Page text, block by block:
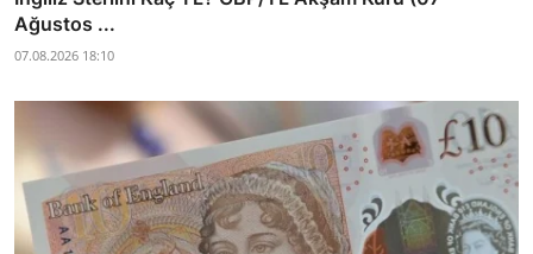
Ağustos ...
07.08.2026 18:10